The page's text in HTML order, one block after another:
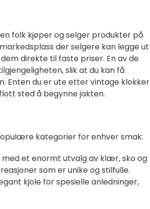
folk kjøper og selger produkter på
der selgere kan legge ut
direkte til faste priser. En av de
slik at du kan få
Enten du er ute etter vintage klokker
sted å begynne jakten.
kategorier for enhver smak:
et enormt utvalg av klær, sko og
som er unike og stilfulle.
kjole for spesielle anledninger,